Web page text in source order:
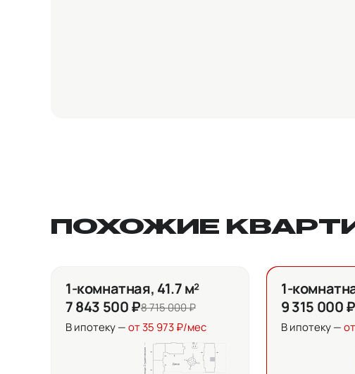
ПОХОЖИЕ
1-комнатная, 41.7 м²
7 843 500 ₽8 715 000 ₽
В ипотеку —от 35 973 ₽/мес
1-
9 315 000 ₽
В ипотеку —